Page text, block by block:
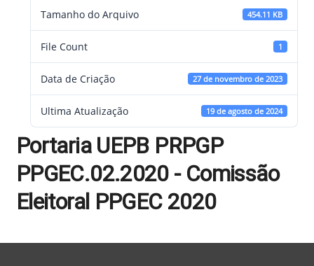
Tamanho do Arquivo 454.11 KB
File Count 1
Data de Criação 27 de novembro de 2023
Ultima Atualização 19 de agosto de 2024
Portaria UEPB PRPGP
PPGEC.02.2020 - Comissão
Eleitoral PPGEC 2020